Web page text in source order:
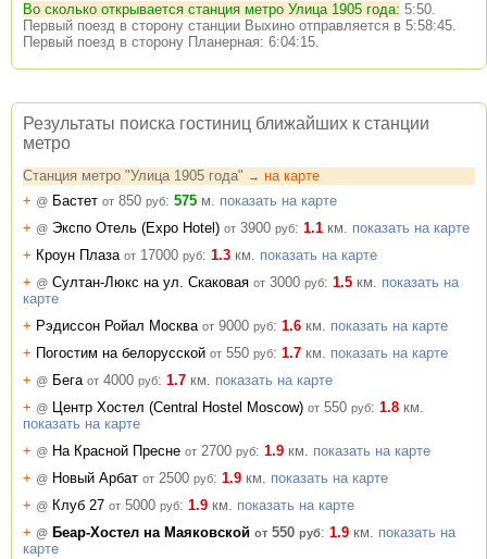
Во сколько открывается станция метро Улица 1905 года: 5:50.
Первый поезд в сторону станции Выхино отправляется в 5:58:45.
Первый поезд в сторону Планерная: 6:04:15.
Результаты поиска гостиниц ближайших к станции
метро
Станция метро "Улица 1905 года" → на карте
+ @ Бастет от 850 руб: 575 м. показать на карте
+ @ Экспо Отель (Expo Hotel) от 3900 руб: 1.1 км. показать на карте
+ Кроун Плаза от 17000 руб: 1.3 км. показать на карте
+ @ Султан-Люкс на ул. Скаковая от 3000 руб: 1.5 км. показать на
карте
+ Рэдиссон Ройал Москва от 9000 руб: 1.6 км. показать на карте
+ Погостим на белорусской от 550 руб: 1.7 км. показать на карте
+ @ Бега от 4000 руб: 1.7 км. показать на карте
+ @ Центр Хостел (Central Hostel Moscow) от 550 руб: 1.8 км.
показать на карте
+ @ На Красной Пресне от 2700 руб: 1.9 км. показать на карте
+ @ Новый Арбат от 2500 руб: 1.9 км. показать на карте
+ @ Клуб 27 от 5000 руб: 1.9 км. показать на карте
+ @ Беар-Хостел на Маяковской от 550 руб: 1.9 км. показать на
карте